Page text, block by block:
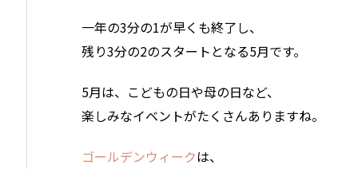
一年の3分の1が早くも終了し、
残り3分の2のスタートとなる5月です。
5月は、こどもの日や母の日など、
楽しみなイベントがたくさんありますね。
ゴールデンウィークは、